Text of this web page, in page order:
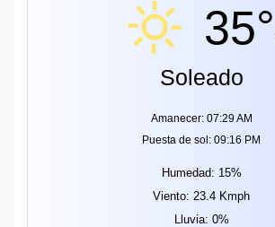
35°
Soleado
Amanecer: 07:29 AM
Puesta de sol: 09:16 PM
Humedad: 15%
Viento: 23.4 Kmph
Lluvia: 0%